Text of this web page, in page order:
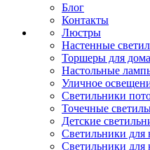
Блог
Контакты
Люстры
Настенные
Торшеры для
Настольные
Уличное
Светильники
Точечные
Детские
Светильники для
Светильники для